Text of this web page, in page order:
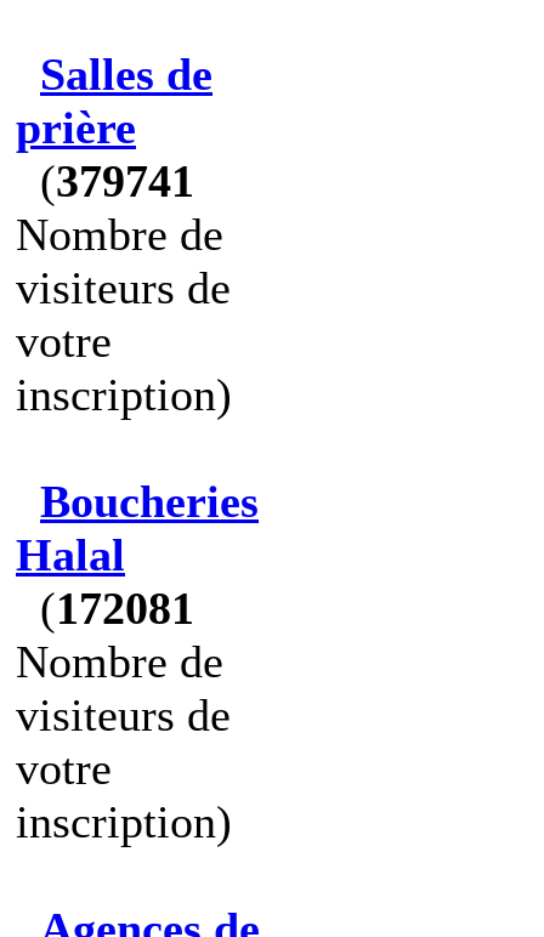
Salles de
prière
(379741
Nombre de
visiteurs de
votre
inscription)
Boucheries
Halal
(172081
Nombre de
visiteurs de
votre
inscription)